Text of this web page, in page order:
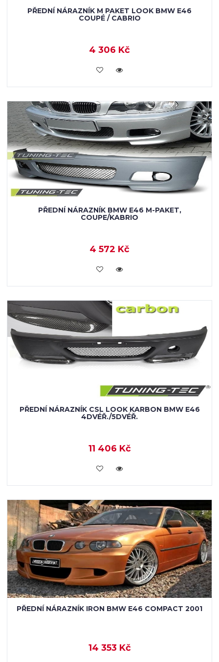
PŘEDNÍ NÁRAZNÍK M PAKET LOOK BMW E46
COUPÉ / CABRIO
4 306 Kč
KOUPIT
PŘEDNÍ NÁRAZNÍK BMW E46 M-PAKET,
COUPE/KABRIO
4 572 Kč
KOUPIT
PŘEDNÍ NÁRAZNÍK CSL LOOK KARBON BMW E46
4DVÉŘ./5DVÉŘ.
11 406 Kč
KOUPIT
PŘEDNÍ NÁRAZNÍK IRON BMW E46 COMPACT 2001
14 353 Kč